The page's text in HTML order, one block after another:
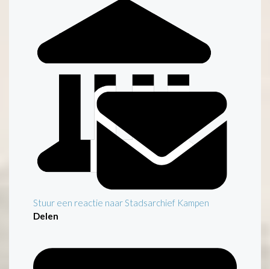
Stuur een reactie naar Stadsarchief Kampen
Delen